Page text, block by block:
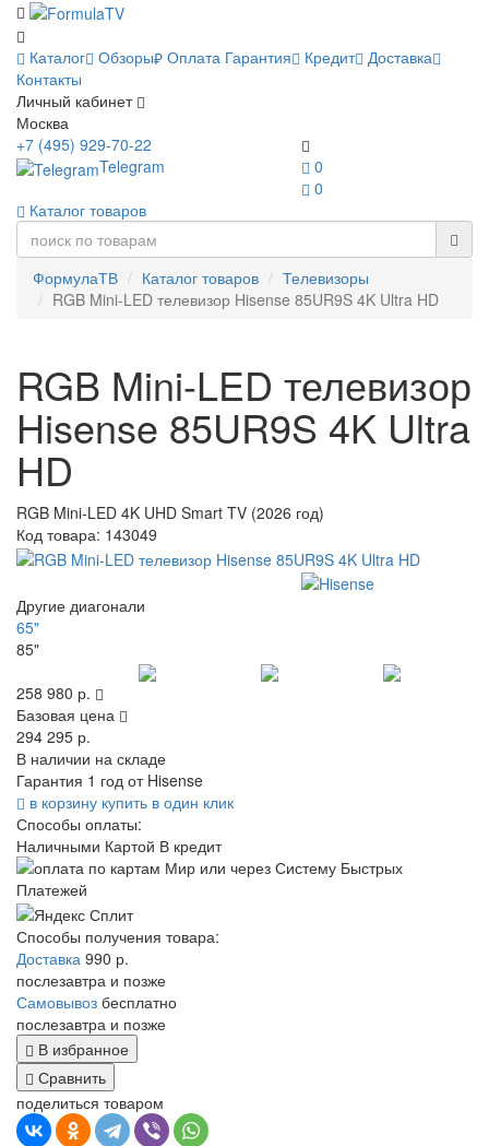
Каталог Обзоры Оплата Гарантия Кредит Доставка
Контакты
Личный кабинет
Москва
0
0
+7 (495) 929-70-22
Telegram
Каталог товаров
ФормулаТВ Каталог товаров
Телевизоры
RGB Mini-LED телевизор Hisense 85UR9S 4K Ultra HD
RGB Mini-LED телевизор
Hisense 85UR9S 4K Ultra
HD
RGB Mini-LED 4K UHD Smart TV (2026 год)
Код товара: 143049
Другие диагонали
65"
85"
258 980 р.
Базовая цена
294 295 р.
В наличии на складе
Гарантия 1 год от Hisense
в корзину купить в один клик
Способы оплаты:
Наличными Картой В кредит
Способы получения товара:
Доставка 990 р.
послезавтра и позже
Самовывоз бесплатно
послезавтра и позже
В избранное
Сравнить
поделиться товаром